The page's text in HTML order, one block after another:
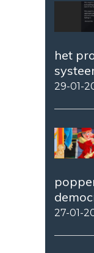
het
29-01-
27-01-